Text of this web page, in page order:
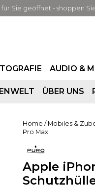
Sie geöffnet - shoppen
AUDIO &
ÜBER UNS
Home / Mobiles &
Pro Max
Apple